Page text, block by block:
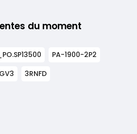
du moment
PA-1900-2P2
3RNFD